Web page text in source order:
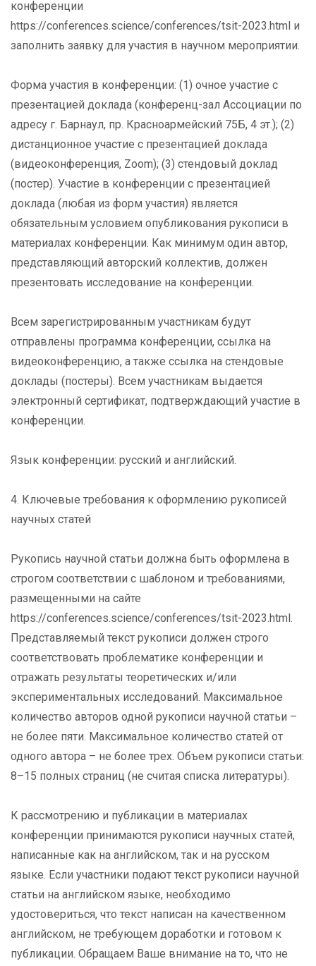
конференции
https://conferences.science/conferences/tsit-2023.html и
заполнить заявку для участия в научном мероприятии.
Форма участия в конференции: (1) очное участие с
презентацией доклада (конференц-зал Ассоциации по
адресу г. Барнаул, пр. Красноармейский 75Б, 4 эт.); (2)
дистанционное участие с презентацией доклада
(видеоконференция, Zoom); (3) стендовый доклад
(постер). Участие в конференции с презентацией
доклада (любая из форм участия) является
обязательным условием опубликования рукописи в
материалах конференции. Как минимум один автор,
представляющий авторский коллектив, должен
презентовать исследование на конференции.
Всем зарегистрированным участникам будут
отправлены программа конференции, ссылка на
видеоконференцию, а также ссылка на стендовые
доклады (постеры). Всем участникам выдается
электронный сертификат, подтверждающий участие в
конференции.
Язык конференции: русский и английский.
4. Ключевые требования к оформлению рукописей
научных статей
Рукопись научной статьи должна быть оформлена в
строгом соответствии с шаблоном и требованиями,
размещенными на сайте
https://conferences.science/conferences/tsit-2023.html.
Представляемый текст рукописи должен строго
соответствовать проблематике конференции и
отражать результаты теоретических и/или
экспериментальных исследований. Максимальное
количество авторов одной рукописи научной статьи –
не более пяти. Максимальное количество статей от
одного автора – не более трех. Объем рукописи статьи:
8–15 полных страниц (не считая списка литературы).
К рассмотрению и публикации в материалах
конференции принимаются рукописи научных статей,
написанные как на английском, так и на русском
языке. Если участники подают текст рукописи научной
статьи на английском языке, необходимо
удостовериться, что текст написан на качественном
английском, не требующем доработки и готовом к
публикации. Обращаем Ваше внимание на то, что не